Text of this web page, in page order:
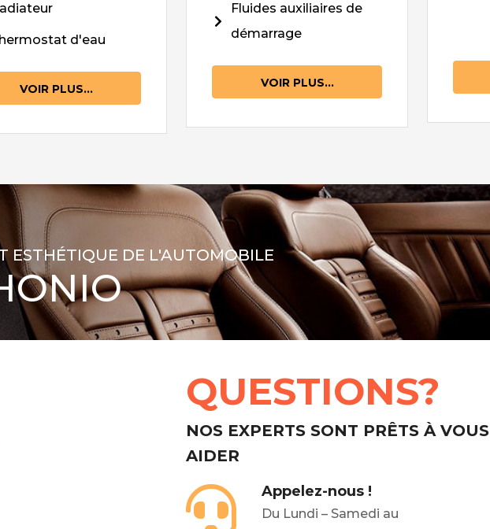
d'eau
VOIR PLUS...
Fluides auxiliaires de
démarrage
VOIR PLUS...
ESTHÉTIQUE DE L'AUTOMOBILE
QUESTIONS?
NOS EXPERTS SONT PRÊTS À VOUS
AIDER
Appelez-nous !
Du Lundi – Samedi au